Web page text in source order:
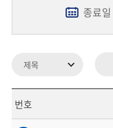
종료일
번호